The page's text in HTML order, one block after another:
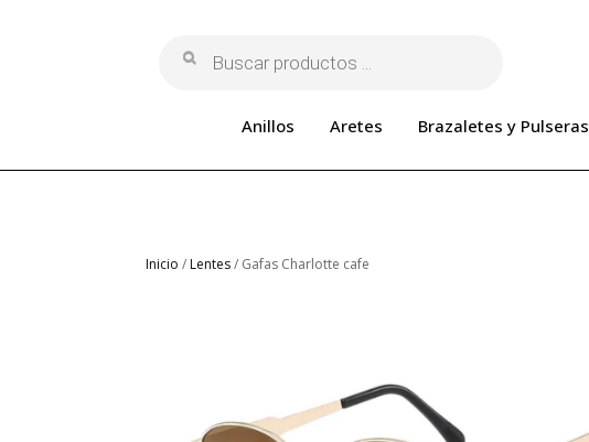
Búsqueda
Anillos Aretes Brazaletes y Pulseras
Inicio / Lentes/ Gafas Charlotte cafe